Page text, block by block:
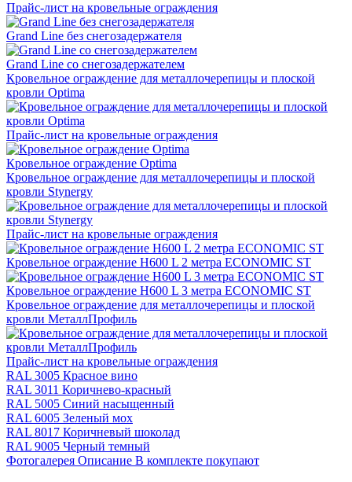
Прайс-лист на кровельные ограждения
Grand Line без снегозадержателя
Grand Line со снегозадержателем
Кровельное ограждение для металлочерепицы и плоской
кровли Optima
Прайс-лист на кровельные ограждения
Кровельное ограждение Optima
Кровельное ограждение для металлочерепицы и плоской
кровли Stynergy
Прайс-лист на кровельные ограждения
Кровельное ограждение H600 L 2 метра ECONOMIC ST
Кровельное ограждение H600 L 3 метра ECONOMIC ST
Кровельное ограждение для металлочерепицы и плоской
кровли МеталлПрофиль
Прайс-лист на кровельные ограждения
RAL 3005 Красное вино
RAL 3011 Коричнево-красный
RAL 5005 Синий насыщенный
RAL 6005 Зеленый мох
RAL 8017 Коричневый шоколад
RAL 9005 Черный темный
Фотогалерея Описание В комплекте покупают